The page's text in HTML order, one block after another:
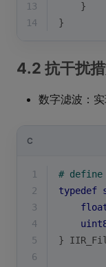
13
    }
14
}
4.2 抗干扰
数字滤波：
C
1 # define
2
typedef
3
4
5
}
6